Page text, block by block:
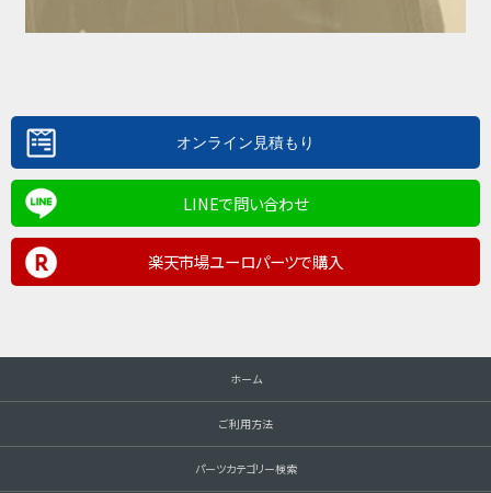
LINEで問い合わせ
楽天市場ユーロパーツで購入
ホーム
ご利用方法
パーツカテゴリー検索